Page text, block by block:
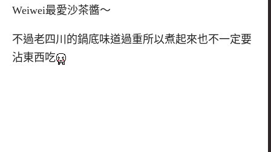
Weiwei最愛沙茶醬～
不過老四川的鍋底味道過重所以煮起來也不一定要
沾東西吃